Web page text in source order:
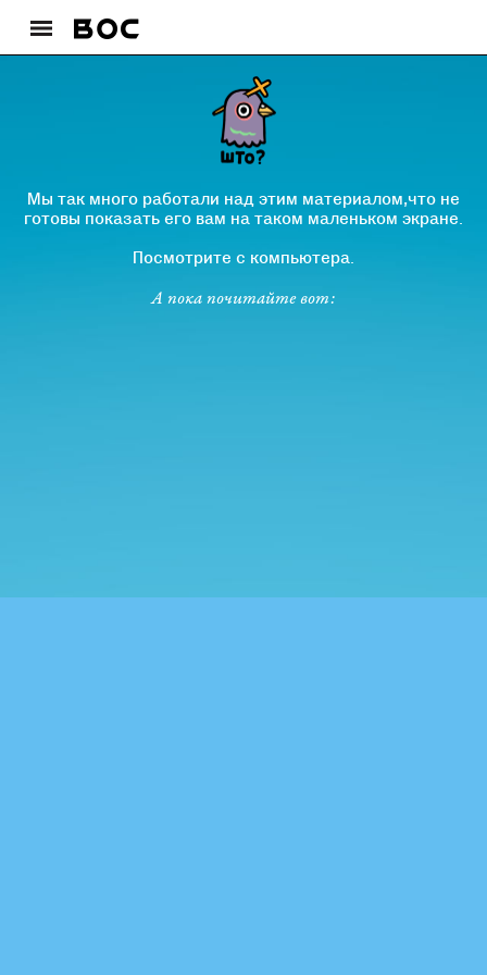
Мы так много работали над этим материалом,что не
готовы показать его вам на таком маленьком экране.
Посмотрите с компьютера.
А пока почитайте вот: